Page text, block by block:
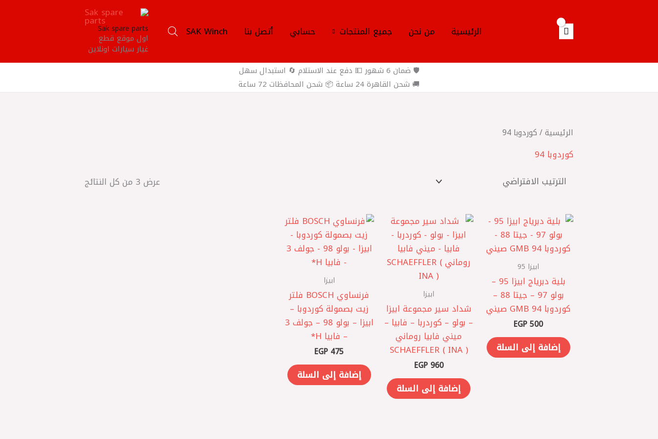
الرئيسية من نحن جميع المنتجات حسابي أتصل بنا SAK Winch
Sak spare parts
اول موقع قطع
غيار سيارات اونلاين
🛡️ ضمان 6 شهور 💵 دفع عند الاستلام 🔄 استبدال سهل
🚚 شحن القاهرة 24 ساعة 📦 شحن المحافظات 72 ساعة
الرئيسية/ كوردوبا 94
كوردوبا 94
عرض ⁦3⁩ من كل النتائج
ابيزا 95
بلية دبرياج ابيزا 95 –
بولو 97 – جيتا 88 –
كوردوبا 94 GMB صيني
EGP500
إضافة إلى السلة
ابيزا
شداد سير مجموعة ابيزا
– بولو – كوردربا – فابيا –
ميني فابيا روماني
SCHAEFFLER ( INA )
EGP960
إضافة إلى السلة
ابيزا
فرنساوي BOSCH فلتر
زيت بصمولة كوردوبا –
ابيزا – بولو 98 – جولف 3
– فابيا H*
EGP 475
إضافة إلى السلة